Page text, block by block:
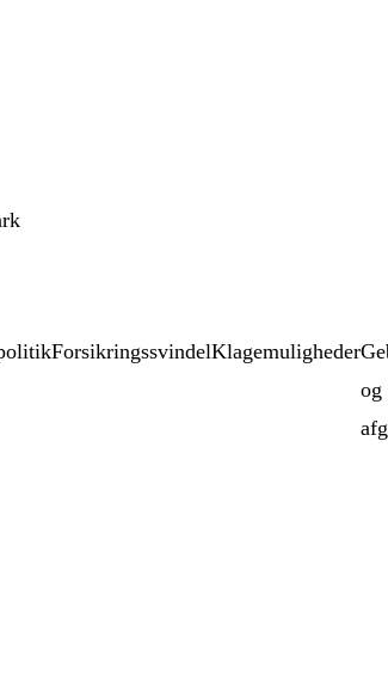
ForsikringssvindelKlagemuligheder
og